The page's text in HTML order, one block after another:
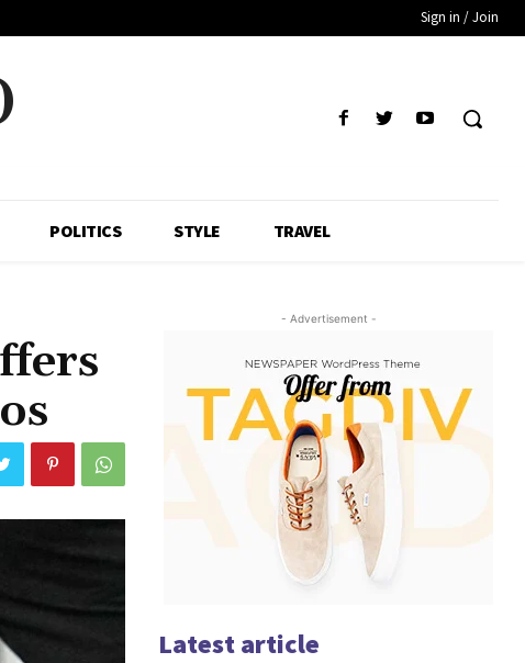
Sign in / Join
POLITICS STYLE TRAVEL
- Advertisement -
Latest article